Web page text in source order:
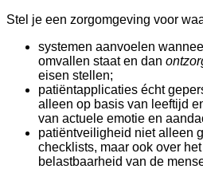
Stel je een zorgomgeving voor
systemen aanvoelen
omvallen staat en dan
eisen stellen;
patiëntapplicaties écht
alleen op basis van leeftijd
van actuele emotie en
patiëntveiligheid niet alleen
checklists, maar ook over
belastbaarheid van de